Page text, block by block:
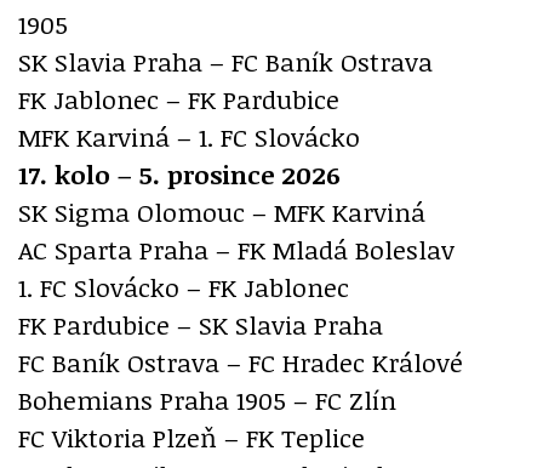
1905
SK Slavia Praha – FC Baník Ostrava
FK Jablonec – FK Pardubice
MFK Karviná – 1. FC Slovácko
17. kolo – 5. prosince 2026
SK Sigma Olomouc – MFK Karviná
AC Sparta Praha – FK Mladá Boleslav
1. FC Slovácko – FK Jablonec
FK Pardubice – SK Slavia Praha
FC Baník Ostrava – FC Hradec Králové
Bohemians Praha 1905 – FC Zlín
FC Viktoria Plzeň – FK Teplice